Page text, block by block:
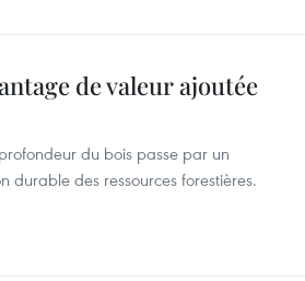
de valeur ajoutée
du bois passe par un
durable des ressources forestières.